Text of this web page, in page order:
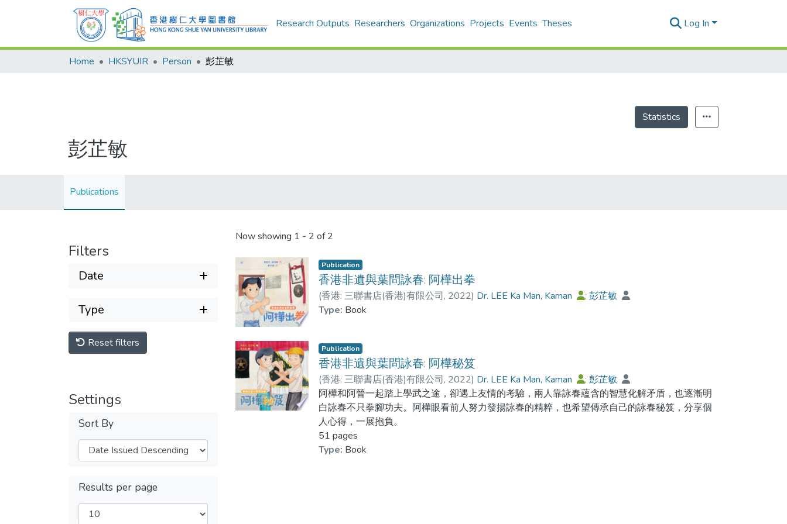
Research Outputs Researchers Organizations Projects Events Theses Log In
Home HKSYUIR Person 彭芷敏
Statistics
彭芷敏
Publications
Filters
Date
Type
Reset filters
Settings
Sort By
Results per page
Now showing 1 - 2 of 2
Publication
香港非遺與葉問詠春: 阿樺出拳
(香港: 三聯書店(香港)有限公司, 2022) Dr. LEE Ka Man, Kaman ;彭芷敏
Type: Book
Publication
香港非遺與葉問詠春: 阿樺秘笈
(香港: 三聯書店(香港)有限公司, 2022) Dr. LEE Ka Man, Kaman ;彭芷敏
阿樺和阿晉一起踏上學武之途，卻遇上友情的考驗，兩人靠詠春蘊含的智慧化解矛盾，也逐漸明
白詠春不只拳腳功夫。阿樺眼看前人努力發揚詠春的精粹，也希望傳承自己的詠春秘笈，分享個
人心得，一展抱負。
51 pages
Type: Book